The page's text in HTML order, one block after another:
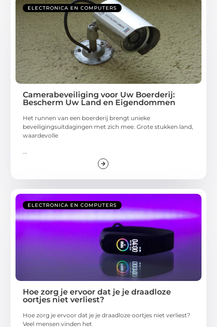
ELECTRONICA EN COMPUTERS
Camerabeveiliging voor Uw Boerderij:
Bescherm Uw Land en Eigendommen
Het runnen van een boerderij brengt unieke
beveiligingsuitdagingen met zich mee. Grote stukken land,
waardevolle
ELECTRONICA EN COMPUTERS
Hoe zorg je ervoor dat je je draadloze
oortjes niet verliest?
Hoe zorg je ervoor dat je je draadloze oortjes niet verliest?
Veel mensen vinden het